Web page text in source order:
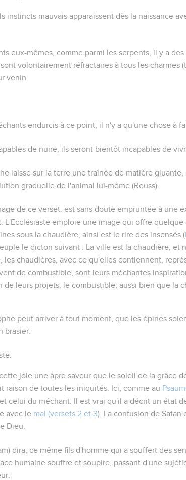
instincts mauvais apparaissent dès la naissance
eux-mêmes, comme parmi les serpents, il y a
volontairement réfractaires à tous les charmes
venin.
endurcis à ce point, il n'y a qu'une chose à
de nuire, ils seront bientôt incapables de
laisse sur la terre une traînée de matière
graduelle de l'animal lui-même (Reuss).
de ce verset. est sans doute empruntée à une
L'Ecclésiaste emploie une image qui offre
sous la chaudière, ainsi est le rire des insensés (
le dicton suivant : La ville est la chaudière, et
les chaudières, avec ce qu'elles contiennent,
de combustible, sont leurs méchantes
leurs projets, le combustible, aussi bien que la
peut arriver à tout moment, que les épines
brasier.
cette joie une âpre saveur que le soleil de la grâce
raison de toutes les iniquités. Ici, comme au
celui du méchant. Il est vrai qu'il a décrit un état
avec le mal (versets 2 et 3). La confusion de Satan
Dieu.
dira , ce mêmefils d'homme qui a souffert des
humaine souffre et soupire, passant d'une